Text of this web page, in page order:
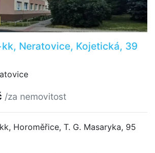
Neratovice, Kojetická, 39
/za nemovitost